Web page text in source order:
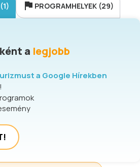
PROGRAMHELYEK (29)
a legjobb
a Google Hírekben